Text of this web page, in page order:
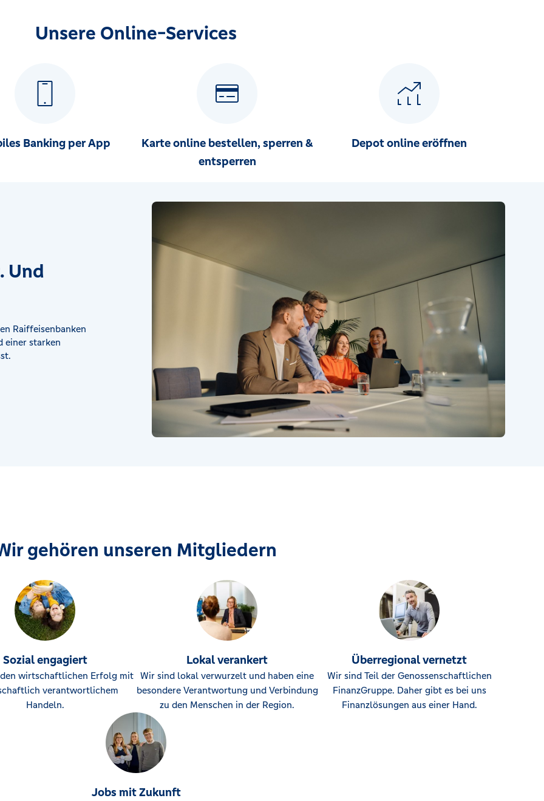
Unsere Online-Services
Banking per App
Karte online bestellen, sperren &
entsperren
Depot online eröffnen
Und
Raiffeisenbanken
einer starken
gehören unseren Mitgliedern
Sozial engagiert
wirtschaftlichen Erfolg mit
verantwortlichem
Handeln.
Lokal verankert
Wir sind lokal verwurzelt und haben eine
besondere Verantwortung und Verbindung
zu den Menschen in der Region.
Überregional vernetzt
Wir sind Teil der Genossenschaftlichen
FinanzGruppe. Daher gibt es bei uns
Finanzlösungen aus einer Hand.
Jobs mit Zukunft